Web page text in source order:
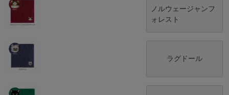
ノルウェージャンフ
ォレスト
ラグドール